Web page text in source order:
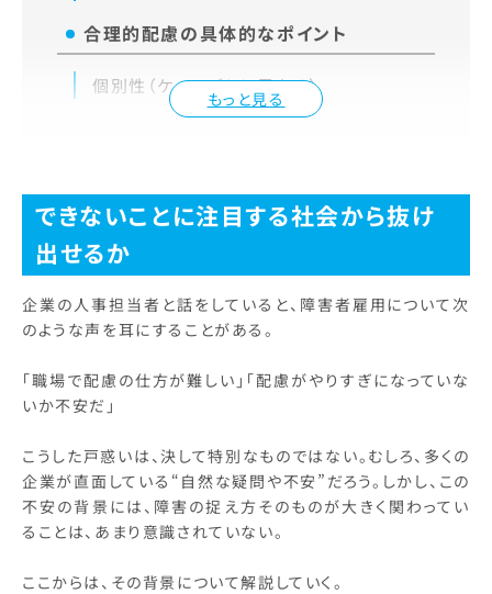
もっと見る
合理的配慮の具体的なポイント
個別性（ケースごとに異なる）
できないことに注目する社会から抜け
出せるか
企業の人事担当者と話をしていると、障害者雇用について次
のような声を耳にすることがある。
「職場で配慮の仕方が難しい」「配慮がやりすぎになっていな
いか不安だ」
こうした戸惑いは、決して特別なものではない。むしろ、多くの
企業が直面している“自然な疑問や不安”だろう。しかし、この
不安の背景には、障害の捉え方そのものが大きく関わってい
ることは、あまり意識されていない。
ここからは、その背景について解説していく。